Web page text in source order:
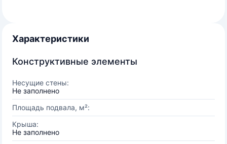
Характеристики
Конструктивные элементы
Несущие стены:
Не заполнено
Площадь подвала, м²:
Крыша:
Не заполнено